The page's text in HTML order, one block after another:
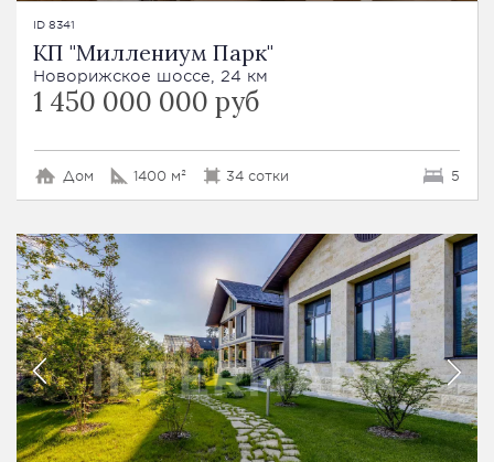
ID 8341
КП "Миллениум Парк"
Новорижское шоссе, 24 км
1 450 000 000 руб
Дом 1400 м² 34 сотки 5